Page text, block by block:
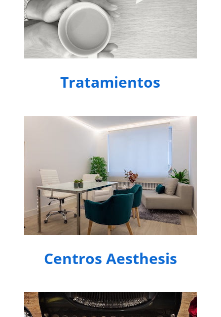
Tratamientos
Centros Aesthesis